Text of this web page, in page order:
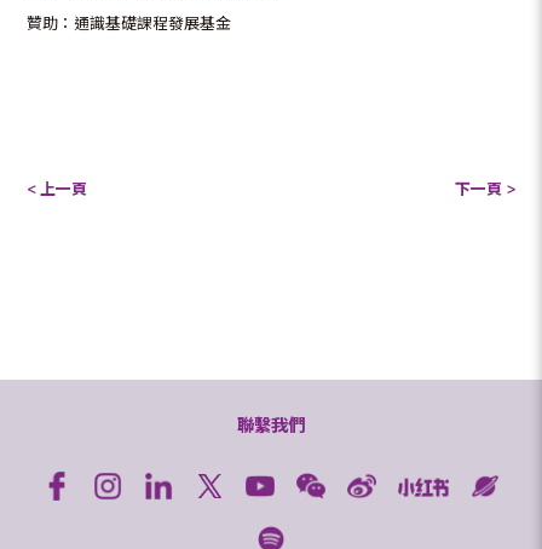
贊助：通識基礎課程發展基金
< 上一頁 下一頁 >
聯繫我們